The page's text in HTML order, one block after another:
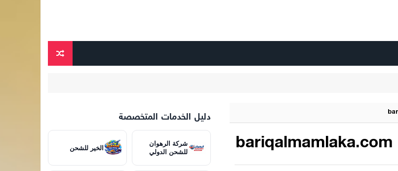
دليل الخدمات المتخصصة
شركة الرهوان
للشحن الدولي
الخير للشحن